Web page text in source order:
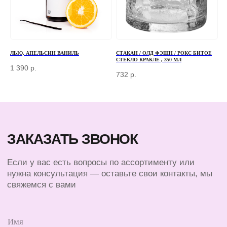
ЛЬЮ, АПЕЛЬСИН ВАНИЛЬ
1 390 р.
СТАКАН / ОЛД ФЭШН / РОКС БИТОЕ
СТЕКЛО КРАКЛЕ , 350 МЛ
732 р.
Г. МОСКВА, ДЕРБЕНЕВСКАЯ
НАБЕРЕЖНАЯ, Д. 7, СТР. 2
MAX
ИП ПЕРЕСАДА ЮЛИЯ АНАТОЛЬЕВНА